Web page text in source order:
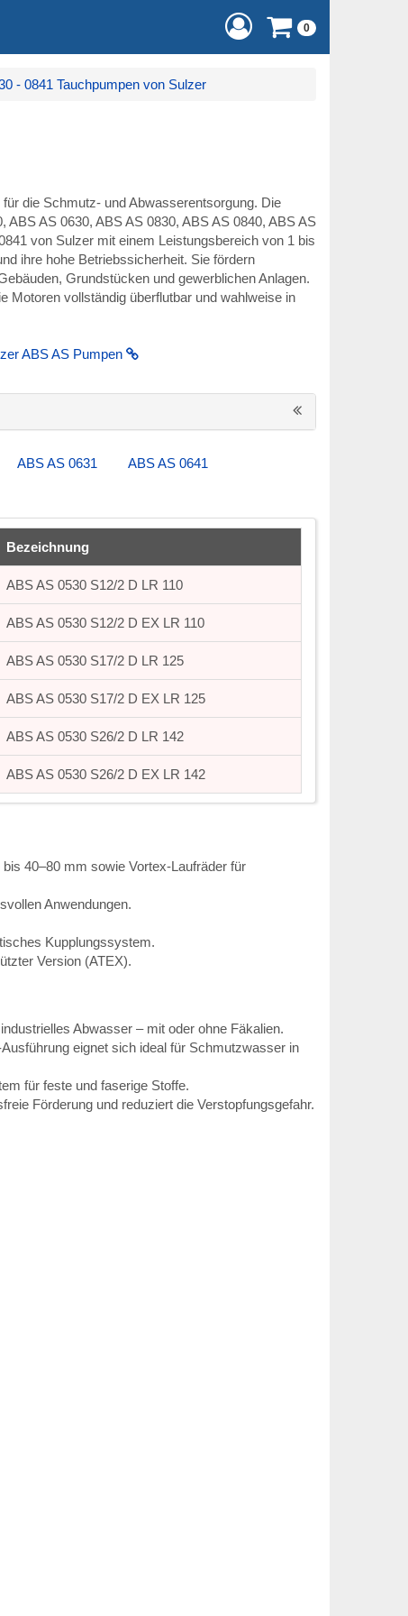
0
- 0841 Tauchpumpen von Sulzer
die Schmutz- und Abwasserentsorgung. Die
AS 0630, ABS AS 0830, ABS AS 0840, ABS AS
von Sulzer mit einem Leistungsbereich von 1 bis
ihre hohe Betriebssicherheit. Sie fördern
Grundstücken und gewerblichen Anlagen.
Motoren vollständig überflutbar und wahlweise in
ABS AS Pumpen
ABS AS 0631 ABS AS 0641
Bezeichnung
ABS AS 0530 S12/2 D LR 110
ABS AS 0530 S12/2 D EX LR 110
ABS AS 0530 S17/2 D LR 125
ABS AS 0530 S17/2 D EX LR 125
ABS AS 0530 S26/2 D LR 142
ABS AS 0530 S26/2 D EX LR 142
40–80 mm sowie Vortex-Laufräder für
Anwendungen.
Kupplungssystem.
Version (ATEX).
Abwasser – mit oder ohne Fäkalien.
eignet sich ideal für Schmutzwasser in
für feste und faserige Stoffe.
Förderung und reduziert die Verstopfungsgefahr.